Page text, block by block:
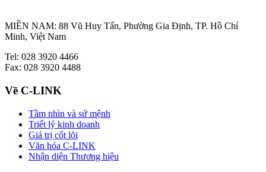
MIỀN NAM: 88 Vũ Huy Tấn, Phường Gia Định, TP. Hồ Chí
Minh, Việt Nam
Tel: 028 3920 4466
Fax: 028 3920 4488
Về C-LINK
Tầm nhìn và sứ mệnh
Triết lý kinh doanh
Giá trị cốt lõi
Văn hóa C-LINK
Nhận diện Thương hiệu